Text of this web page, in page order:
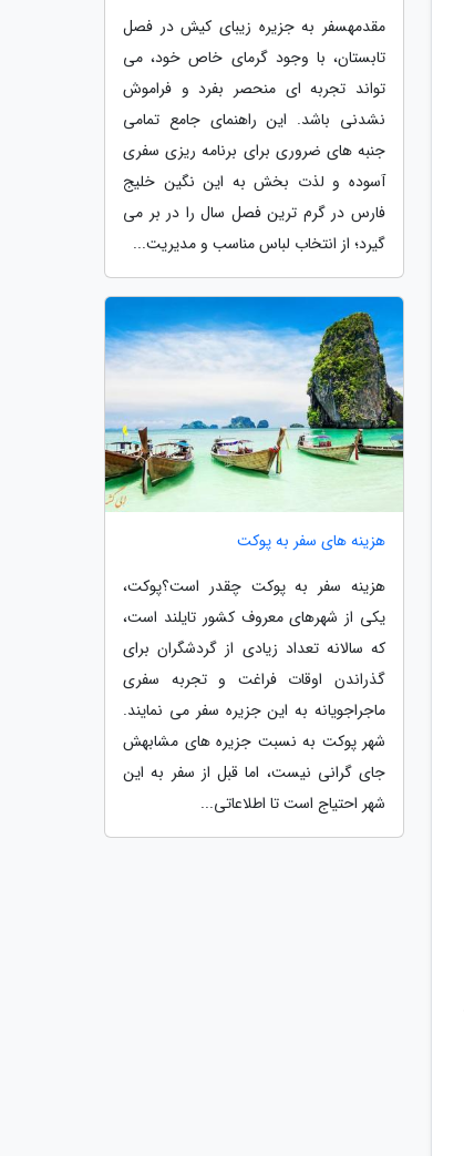
مقدمهسفر به جزیره زیبای کیش در فصل
تابستان، با وجود گرمای خاص خود، می
تواند تجربه ای منحصر بفرد و فراموش
نشدنی باشد. این راهنمای جامع تمامی
جنبه های ضروری برای برنامه ریزی سفری
آسوده و لذت بخش به این نگین خلیج
فارس در گرم ترین فصل سال را در بر می
گیرد؛ از انتخاب لباس مناسب و مدیریت...
هزینه های سفر به پوکت
هزینه سفر به پوکت چقدر است؟پوکت،
یکی از شهرهای معروف کشور تایلند است،
که سالانه تعداد زیادی از گردشگران برای
گذراندن اوقات فراغت و تجربه سفری
ماجراجویانه به این جزیره سفر می نمایند.
شهر پوکت به نسبت جزیره های مشابهش
جای گرانی نیست، اما قبل از سفر به این
شهر احتیاج است تا اطلاعاتی...